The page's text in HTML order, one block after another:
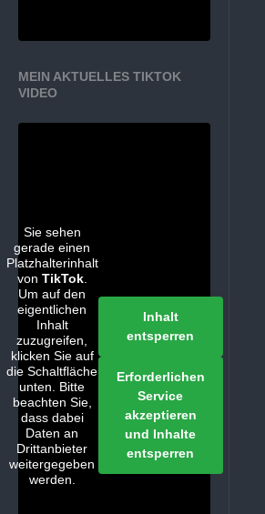
MEIN AKTUELLES TIKTOK
VIDEO
Sie sehen
gerade einen
Platzhalterinhalt
von TikTok.
Um auf den
eigentlichen
Inhalt
zuzugreifen,
klicken Sie auf
die Schaltfläche
unten. Bitte
beachten Sie,
dass dabei
Daten an
Drittanbieter
weitergegeben
werden.
Inhalt
entsperren
Erforderlichen
Service
akzeptieren
und Inhalte
entsperren